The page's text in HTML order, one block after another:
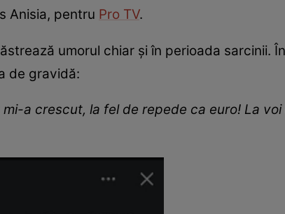
Anisia, pentru Pro TV.
umorul chiar și în perioada sarcinii. În
de gravidă:
a crescut, la fel de repede ca euro! La voi